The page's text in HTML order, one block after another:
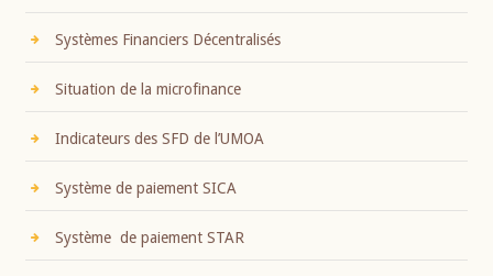
Systèmes Financiers Décentralisés
Situation de la microfinance
Indicateurs des SFD de l’UMOA
Système de paiement SICA
Système de paiement STAR